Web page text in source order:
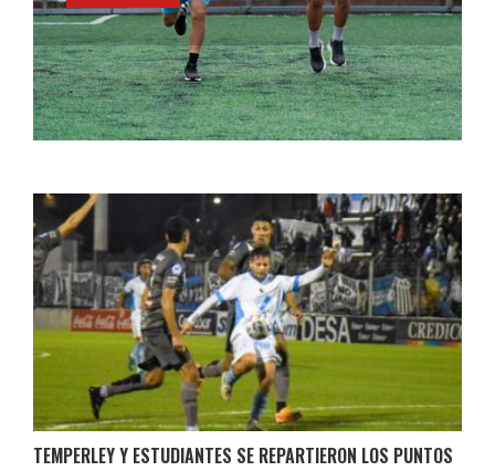
TEMPERLEY Y ESTUDIANTES SE REPARTIERON LOS PUNTOS